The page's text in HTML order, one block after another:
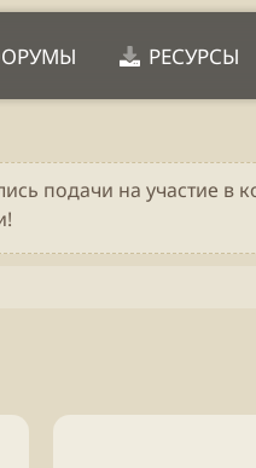
РЕСУРСЫ
подачи на участие в